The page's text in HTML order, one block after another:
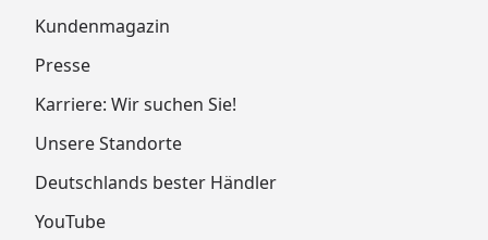
Kundenmagazin
Presse
Karriere: Wir suchen Sie!
Unsere Standorte
Deutschlands bester Händler
YouTube